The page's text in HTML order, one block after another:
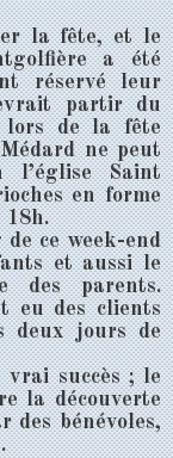
la fête, et le
a été
réservé leur
partir du
lors de la fête
ne peut
l’église Saint
en forme
18h.
ce week-end
et aussi le
des parents.
eu des clients
deux jours de
succès ; le
la découverte
des bénévoles,